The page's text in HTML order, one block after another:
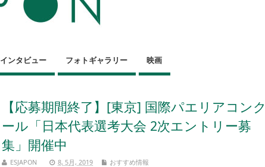
インタビュー フォトギャラリー 映画
【応募期間終了】[東京] 国際パエリアコンク
ール「日本代表選考大会 2次エントリー募
集」開催中
ESJAPON 8, 5月, 2019 おすすめ情報